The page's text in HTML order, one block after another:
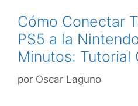
Cómo Conectar
PS5 a la
Minutos: Tutorial
por Oscar Laguno